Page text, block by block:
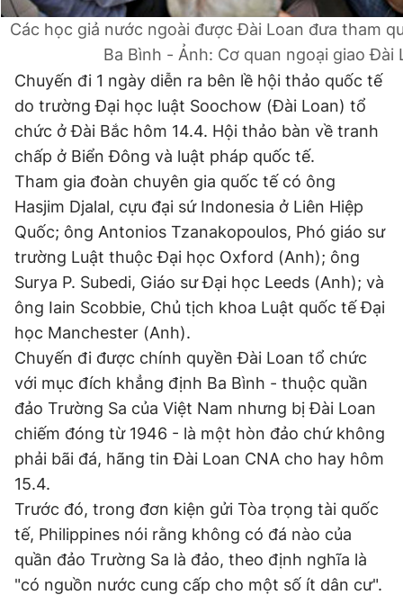
Đặt báo Quảng cáo RSS Tòa soạn Chính sách bảo
Tổng biên tập: Nguyễn Ngọc Toàn
Phó tổng biên tập thường trực: Hải Thành
Phó tổng biên tập: Lâm Hiếu Dũng
Phó tổng biên tập: Trần Việt Hưng
Tổng thư ký tòa soạn: Đức Trung
Giấy phép xuất bản số 110/GP - BTTTT cấp ngày 24.3.2020
© 2003-2026 Bản quyền thuộc về Báo Thanh Niên. Cấm sao
chép dưới mọi hình thức nếu không có sự chấp thuận bằng văn
bản. Phát triển bởi ePi Technologies, JSC.
Các học giả nước ngoài được Đài Loan đưa tham
Ba Bình - Ảnh: Cơ quan ngoại giao Đài
Chuyến đi 1 ngày diễn ra bên lề hội thảo quốc tế
do trường Đại học luật Soochow (Đài Loan) tổ
chức ở Đài Bắc hôm 14.4. Hội thảo bàn về tranh
chấp ở Biển Đông và luật pháp quốc tế.
Tham gia đoàn chuyên gia quốc tế có ông
Hasjim Djalal, cựu đại sứ Indonesia ở Liên Hiệp
Quốc; ông Antonios Tzanakopoulos, Phó giáo sư
trường Luật thuộc Đại học Oxford (Anh); ông
Surya P. Subedi, Giáo sư Đại học Leeds (Anh); và
ông Iain Scobbie, Chủ tịch khoa Luật quốc tế Đại
học Manchester (Anh).
Chuyến đi được chính quyền Đài Loan tổ chức
với mục đích khẳng định Ba Bình - thuộc quần
đảo Trường Sa của Việt Nam nhưng bị Đài Loan
chiếm đóng từ 1946 - là một hòn đảo chứ không
phải bãi đá, hãng tin Đài Loan CNA cho hay hôm
15.4.
Trước đó, trong đơn kiện gửi Tòa trọng tài quốc
tế, Philippines nói rằng không có đá nào của
quần đảo Trường Sa là đảo, theo định nghĩa là
"có nguồn nước cung cấp cho một số ít dân cư".